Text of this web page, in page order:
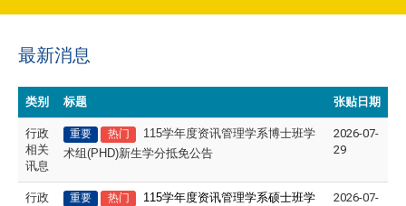
最新消息
类别 标题 张贴日期
行政
相关
讯息
重要 热门 115学年度资讯管理学系博士班学
术组(PHD)新生学分抵免公告
2026-07-
29
行政
重要 热门 115学年度资讯管理学系硕士班学
2026-07-